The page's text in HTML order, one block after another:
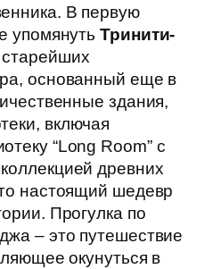
В первую
упомянутьТринити-
основанный еще в
здания,
включая
“Long Room” с
древних
настоящий шедевр
Прогулка по
– это путешествие
окунуться в